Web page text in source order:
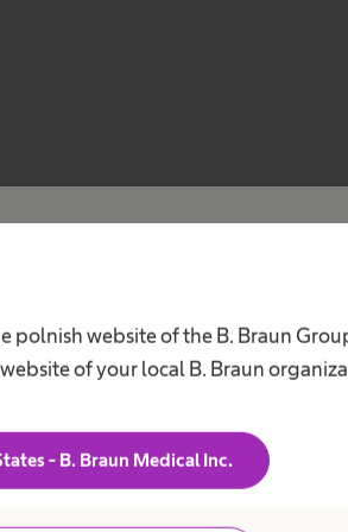
polnish website of the B. Braun
of your local B. Braun
- B. Braun Medical Inc.
informacje
programu JUMP